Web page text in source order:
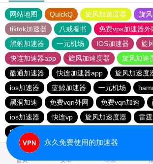
网站地图 QuickQ 旋风加速度器 旋风
tiktok加速器
八戒看书
免费vps加速器外
黑豹加速器
一元机场 IOS加速器
旋
快连加速器app
旋风加速度器
旋风加速
酷通加速器
快连加速器app 旋风加速度
ios加速器
蓝鲸加速器 一元机场
黑洞加速
免费vqn外网 免费vqn加速
ios加速器
快连vp 旋风加速度器
雷
白鲸加速器
首页 安卓 苹果
永久免费使用的加速器